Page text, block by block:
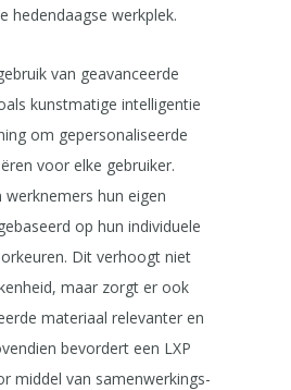
hedendaagse werkplek.
van geavanceerde
kunstmatige intelligentie
om gepersonaliseerde
voor elke gebruiker.
werknemers hun eigen
op hun individuele
Dit verhoogt niet
maar zorgt er ook
materiaal relevanter en
bevordert een LXP
middel van samenwerkings-